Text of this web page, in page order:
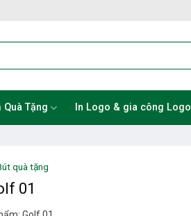
Quà Tặng In Logo & gia công Logo
quà tặng
01